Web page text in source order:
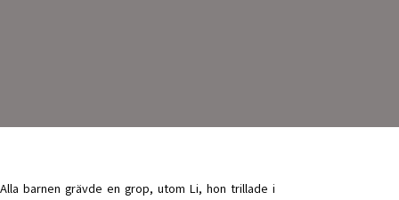
Alla barnen grävde en grop, utom Li, hon trillade i